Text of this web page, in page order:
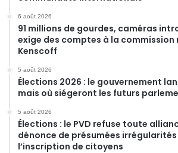
6 août 2026
91 millions de gourdes, caméras
exige des comptes à la commission
Kenscoff
5 août 2026
Élections 2026 : le gouvernement
mais où siégeront les futurs
5 août 2026
Élections : le PVD refuse toute
dénonce de présumées irrégularités
l’inscription de citoyens